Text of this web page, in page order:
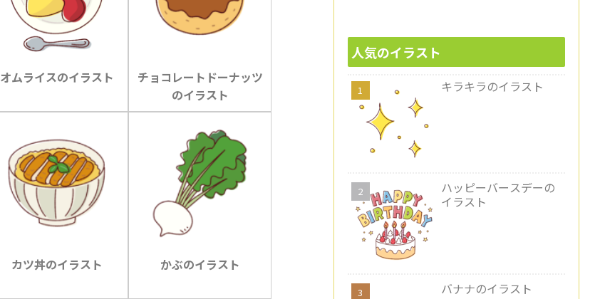
オムライスのイラスト
チョコレートドーナッツ
のイラスト
カツ丼のイラスト かぶのイラスト
人気のイラスト
キラキラのイラスト
ハッピーバースデーの
イラスト
バナナのイラスト